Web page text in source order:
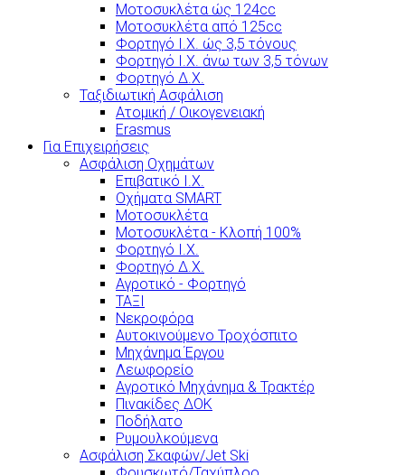
Μοτοσυκλέτα ώς 124cc
Μοτοσυκλέτα από 125cc
Φορτηγό Ι.Χ. ώς 3,5 τόνους
Φορτηγό Ι.Χ. άνω των 3,5 τόνων
Φορτηγό Δ.Χ.
Ταξιδιωτική Ασφάλιση
Ατομική / Οικογενειακή
Erasmus
Για Επιχειρήσεις
Ασφάλιση Οχημάτων
Επιβατικό Ι.Χ.
Οχήματα SMART
Μοτοσυκλέτα
Μοτοσυκλέτα - Κλοπή 100%
Φορτηγό Ι.Χ.
Φορτηγό Δ.Χ.
Αγροτικό - Φορτηγό
ΤΑΞΙ
Νεκροφόρα
Αυτοκινούμενο Τροχόσπιτο
Μηχάνημα Έργου
Λεωφορείο
Αγροτικό Μηχάνημα & Τρακτέρ
Πινακίδες ΔΟΚ
Ποδήλατο
Ρυμουλκούμενα
Ασφάλιση Σκαφών/Jet Ski